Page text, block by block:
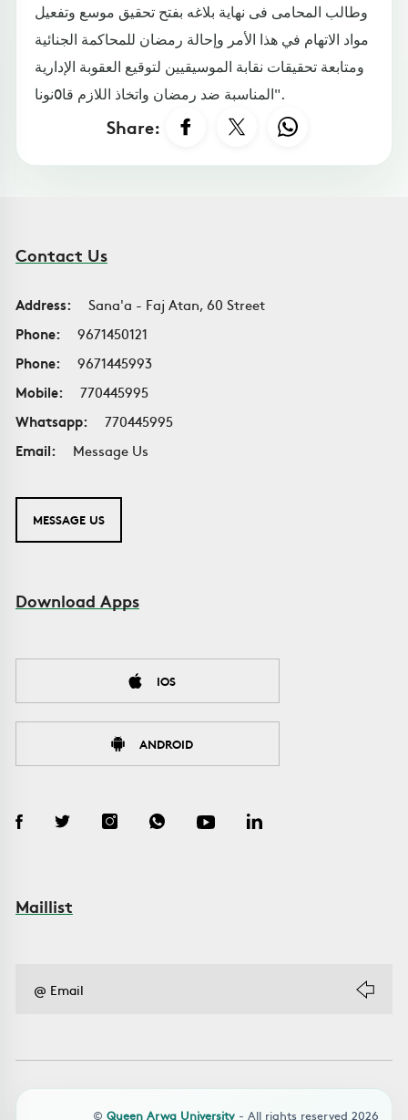
وطالب المحامى فى نهاية بلاغه بفتح تحقيق موسع وتفعيل
مواد الاتهام في هذا الأمر وإحالة رمضان للمحاكمة الجنائية
ومتابعة تحقيقات نقابة الموسيقيين لتوقيع العقوبة الإدارية
المناسبة ضد رمضان واتخاذ اللازم قا0نونا".
Share:
Contact Us
Address:
Sana'a - Faj Atan, 60 Street
Phone:
9671450121
Phone:
9671445993
Mobile:
770445995
Whatsapp:
770445995
Email:
Message Us
MESSAGE US
Download Apps
IOS
ANDROID
Maillist
© Queen Arwa University - All rights reserved 2026